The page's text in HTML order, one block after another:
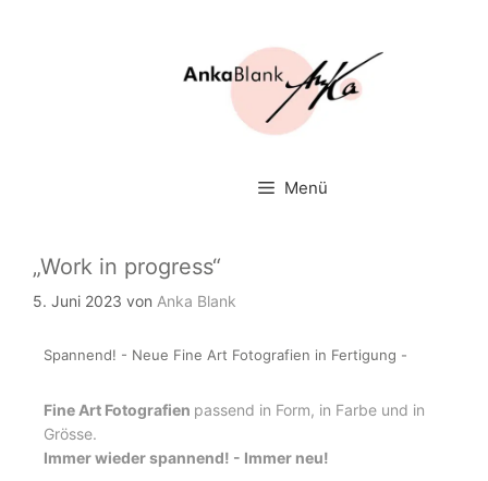
Menü
„Work in progress“
5. Juni 2023 von Anka Blank
Spannend! - Neue Fine Art Fotografien in Fertigung -
Fine Art Fotografien passend in Form, in Farbe und in
Grösse.
Immer wieder spannend! - Immer neu!